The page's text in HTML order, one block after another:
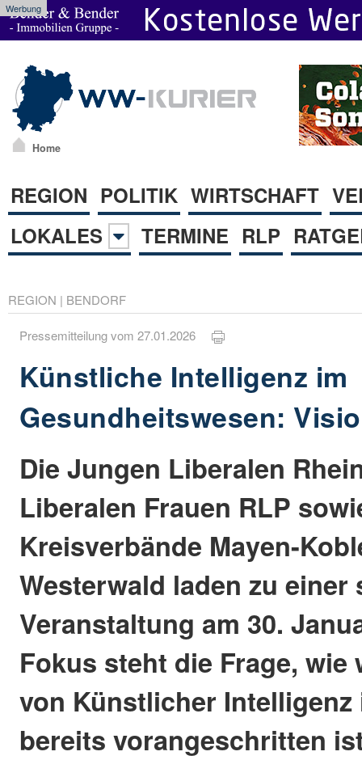
Werbung
Home
REGION POLITIK WIRTSCHAFT
LOKALES
TERMINE RLP
REGION | BENDORF
Pressemitteilung vom 27.01.2026
Künstliche Intelligenz im
Gesundheitswesen:
Die Jungen Liberalen
Liberalen Frauen RLP
Kreisverbände Mayen-
Westerwald laden zu einer
Veranstaltung am 30.
Fokus steht die Frage, wie
von Künstlicher Intelligenz
bereits vorangeschritten